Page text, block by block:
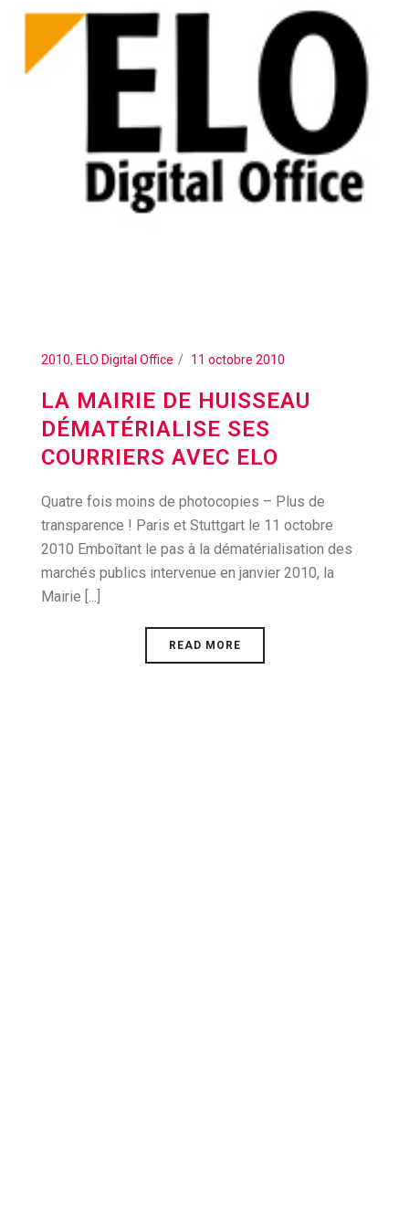
2010, ELO Digital Office 11 octobre 2010
LA MAIRIE DE HUISSEAU
DÉMATÉRIALISE SES
COURRIERS AVEC ELO
Quatre fois moins de photocopies – Plus de
transparence ! Paris et Stuttgart le 11 octobre
2010 Emboîtant le pas à la dématérialisation des
marchés publics intervenue en janvier 2010, la
Mairie [...]
READ MORE